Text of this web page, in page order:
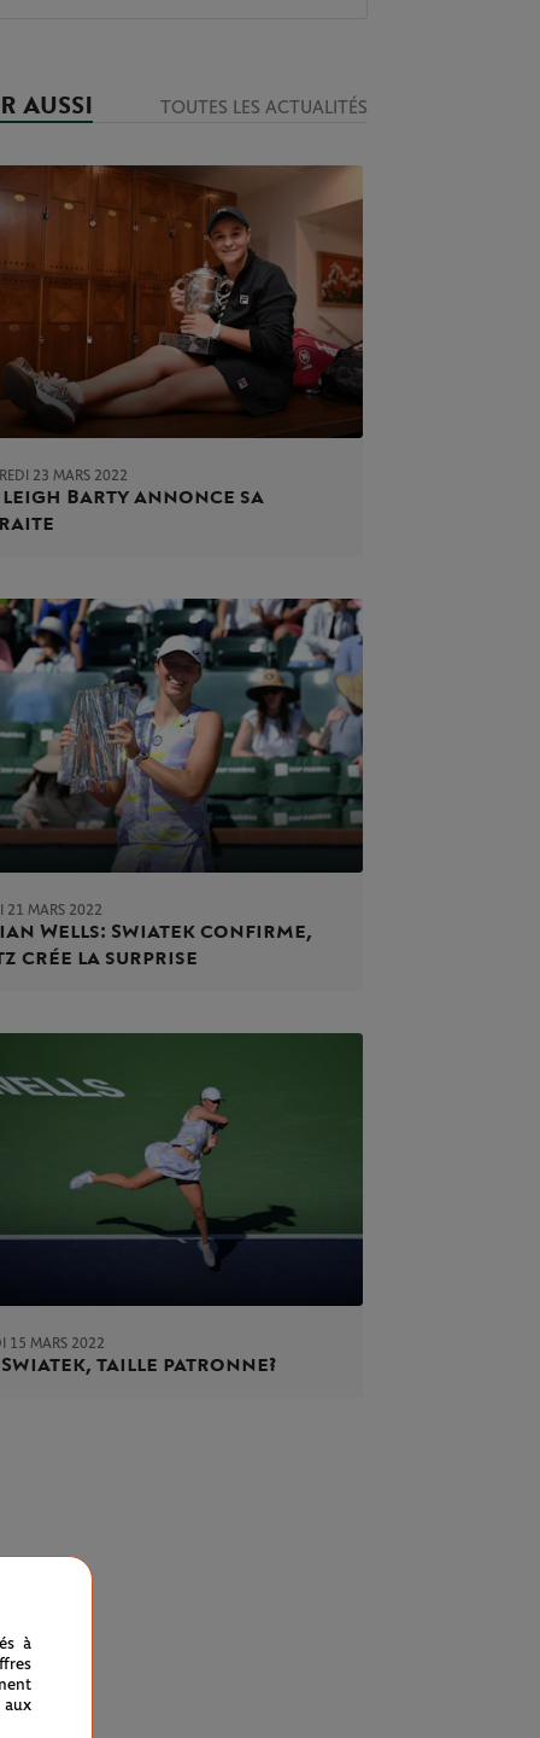
AUSSI TOUTES LES ACTUALITÉS
23 MARS 2022
Barty annonce sa
21 MARS 2022
Wells : Swiatek confirme,
crée la surprise
15 MARS 2022
taille patronne ?
à
aux